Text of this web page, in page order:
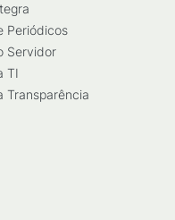
Periódicos
Servidor
TI
Transparência